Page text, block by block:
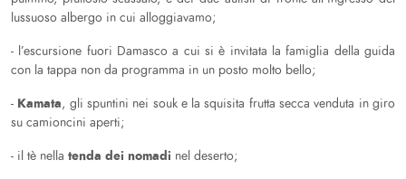
lussuoso albergo in cui alloggiavamo;
- l’escursione fuori Damasco a cui si è invitata la famiglia della guida
con la tappa non da programma in un posto molto bello;
- Kamata, gli spuntini nei souk e la squisita frutta secca venduta in giro
su camioncini aperti;
- il tè nella tenda dei nomadi nel deserto;